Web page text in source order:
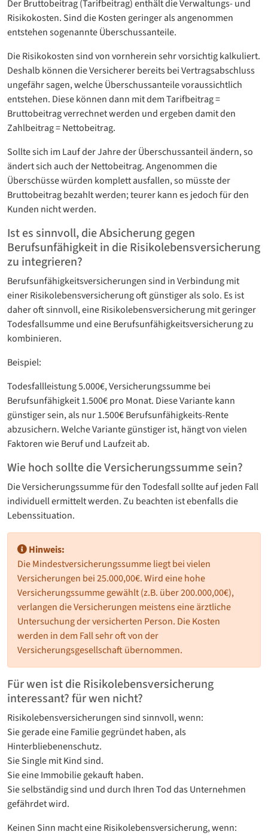
Der Bruttobeitrag (Tarifbeitrag) enthält die Verwaltungs- und
Risikokosten. Sind die Kosten geringer als angenommen
entstehen sogenannte Überschussanteile.
Die Risikokosten sind von vornherein sehr vorsichtig kalkuliert.
Deshalb können die Versicherer bereits bei Vertragsabschluss
ungefähr sagen, welche Überschussanteile voraussichtlich
entstehen. Diese können dann mit dem Tarifbeitrag =
Bruttobeitrag verrechnet werden und ergeben damit den
Zahlbeitrag = Nettobeitrag.
Sollte sich im Lauf der Jahre der Überschussanteil ändern, so
ändert sich auch der Nettobeitrag. Angenommen die
Überschüsse würden komplett ausfallen, so müsste der
Bruttobeitrag bezahlt werden; teurer kann es jedoch für den
Kunden nicht werden.
Ist es sinnvoll, die Absicherung gegen
Berufsunfähigkeit in die Risikolebensversicherung
zu integrieren?
Berufsunfähigkeitsversicherungen sind in Verbindung mit
einer Risikolebensversicherung oft günstiger als solo. Es ist
daher oft sinnvoll, eine Risikolebensversicherung mit geringer
Todesfallsumme und eine Berufsunfähigkeitsversicherung zu
kombinieren.
Beispiel:
Todesfallleistung 5.000€, Versicherungssumme bei
Berufsunfähigkeit 1.500€ pro Monat. Diese Variante kann
günstiger sein, als nur 1.500€ Berufsunfähigkeits-Rente
abzusichern. Welche Variante günstiger ist, hängt von vielen
Faktoren wie Beruf und Laufzeit ab.
Wie hoch sollte die Versicherungssumme sein?
Die Versicherungssumme für den Todesfall sollte auf jeden Fall
individuell ermittelt werden. Zu beachten ist ebenfalls die
Lebenssituation.
Hinweis:
Die Mindestversicherungssumme liegt bei vielen
Versicherungen bei 25.000,00€. Wird eine hohe
Versicherungssumme gewählt (z.B. über 200.000,00€),
verlangen die Versicherungen meistens eine ärztliche
Untersuchung der versicherten Person. Die Kosten
werden in dem Fall sehr oft von der
Versicherungsgesellschaft übernommen.
Für wen ist die Risikolebensversicherung
interessant? für wen nicht?
Risikolebensversicherungen sind sinnvoll, wenn:
Sie gerade eine Familie gegründet haben, als
Hinterbliebenenschutz.
Sie Single mit Kind sind.
Sie eine Immobilie gekauft haben.
Sie selbständig sind und durch Ihren Tod das Unternehmen
gefährdet wird.
Keinen Sinn macht eine Risikolebensversicherung, wenn: